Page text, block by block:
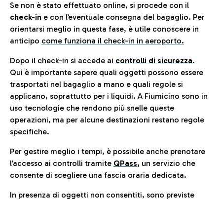
Se non è stato effettuato online, si procede con il
check-in e con l’eventuale consegna del bagaglio. Per
orientarsi meglio in questa fase, è utile conoscere in
anticipo come funziona il check-in in aeroporto.
Dopo il check-in si accede ai controlli di sicurezza.
Qui è importante sapere quali oggetti possono essere
trasportati nel bagaglio a mano e quali regole si
applicano, soprattutto per i liquidi. A Fiumicino sono in
uso tecnologie che rendono più snelle queste
operazioni, ma per alcune destinazioni restano regole
specifiche.
Per gestire meglio i tempi, è possibile anche prenotare
l’accesso ai controlli tramite QPass, un servizio che
consente di scegliere una fascia oraria dedicata.
In presenza di oggetti non consentiti, sono previste